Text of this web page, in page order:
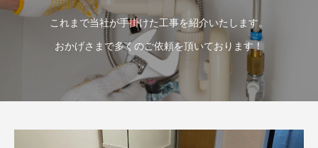
これまで当社が手掛けた工事を紹介いたします。
おかげさまで多くのご依頼を頂いております！